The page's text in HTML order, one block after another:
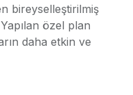
bireyselleştirilmiş
özel plan
daha etkin ve